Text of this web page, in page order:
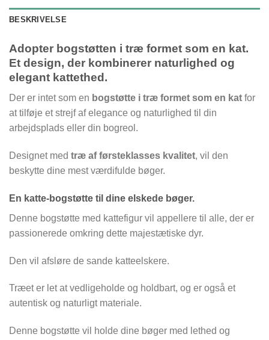
BESKRIVELSE
Adopter bogstøtten i træ formet som en kat.
Et design, der kombinerer naturlighed og
elegant kattethed.
Der er intet som en bogstøtte i træ formet som en kat for
at tilføje et strejf af elegance og naturlighed til din
arbejdsplads eller din bogreol.
Designet med træ af førsteklasses kvalitet, vil den
beskytte dine mest værdifulde bøger.
En katte-bogstøtte til dine elskede bøger.
Denne bogstøtte med kattefigur vil appellere til alle, der er
passionerede omkring dette majestætiske dyr.
Den vil afsløre de sande katteelskere.
Træet er let at vedligeholde og holdbart, og er også et
autentisk og naturligt materiale.
Denne bogstøtte vil holde dine bøger med lethed og